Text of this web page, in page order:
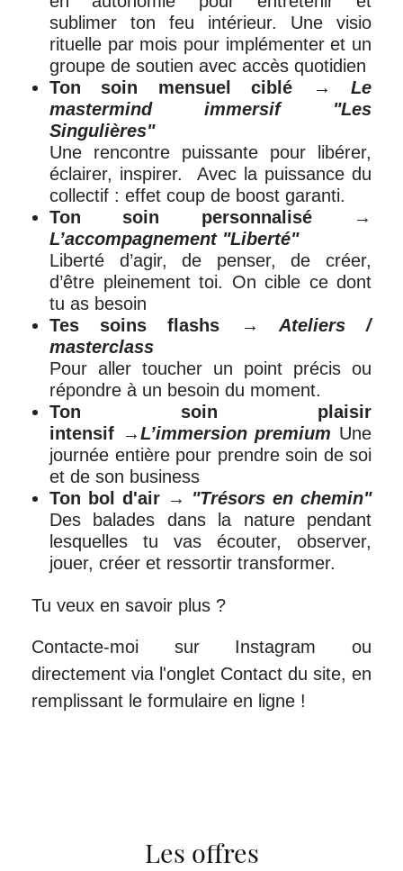
sublimer ton feu intérieur. Une visio
rituelle par mois pour implémenter et un
groupe de soutien avec accès quotidien
Ton soin mensuel ciblé →Le
mastermind immersif "Les
Singulières"
Une rencontre puissante pour libérer,
éclairer, inspirer. Avec la puissance du
collectif : effet coup de boost garanti.
Ton soin personnalisé
→
L’accompagnement "Liberté"
Liberté d’agir, de penser, de créer,
d’être pleinement toi. On cible ce dont
tu as besoin
Tes soins flashs →
Ateliers /
masterclass
Pour aller toucher un point précis ou
répondre à un besoin du moment.
Ton soin plaisir
intensif →L’immersion premium Une
journée entière pour prendre soin de soi
et de son business
Ton bol d'air → "Trésors en chemin"
Des balades dans la nature pendant
lesquelles tu vas écouter, observer,
jouer, créer et ressortir transformer.
Tu veux en savoir plus ?
Contacte-moi sur Instagram ou
directement via l'onglet Contact du site, en
remplissant le formulaire en ligne !
Les offres